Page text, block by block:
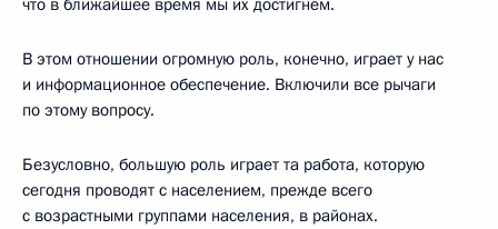
что в ближайшее время мы их достигнем.
В этом отношении огромную роль, конечно, играет у нас
и информационное обеспечение. Включили все рычаги
по этому вопросу.
Безусловно, большую роль играет та работа, которую
сегодня проводят с населением, прежде всего
с возрастными группами населения, в районах.